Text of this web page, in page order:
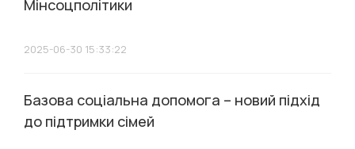
Мінсоцполітики
2025-06-30 15:33:22
Базова соціальна допомога – новий підхід
до підтримки сімей